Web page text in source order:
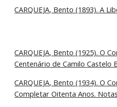
CARQUEJA, Bento (1893). A
CARQUEJA, Bento (1925). O
Centenário de Camilo Castelo
CARQUEJA, Bento (1934). O
Completar Oitenta Anos.